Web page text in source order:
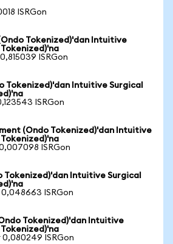
ISRGon
Tokenized)'dan Intuitive
ISRGon
Tokenized)'dan Intuitive Surgical
ISRGon
(Ondo Tokenized)'dan Intuitive
ISRGon
Tokenized)'dan Intuitive Surgical
0,048663 ISRGon
Tokenized)'dan Intuitive
0,080249 ISRGon